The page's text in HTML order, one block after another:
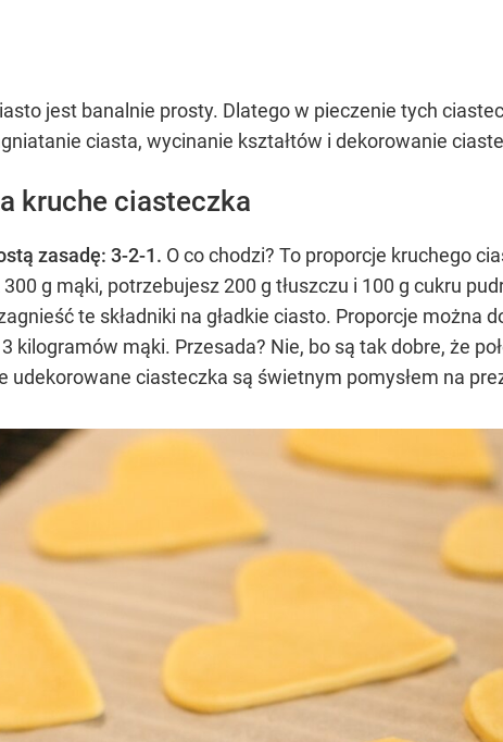
jest banalnie prosty. Dlatego w pieczenie tych
ciasta, wycinanie kształtów i dekorowanie
kruche ciasteczka
zasadę: 3-2-1. O co chodzi? To proporcje kruchego
g mąki, potrzebujesz 200 g tłuszczu i 100 g cukru
te składniki na gładkie ciasto. Proporcje można
kilogramów mąki. Przesada? Nie, bo są tak dobre, że
udekorowane ciasteczka są świetnym pomysłem na